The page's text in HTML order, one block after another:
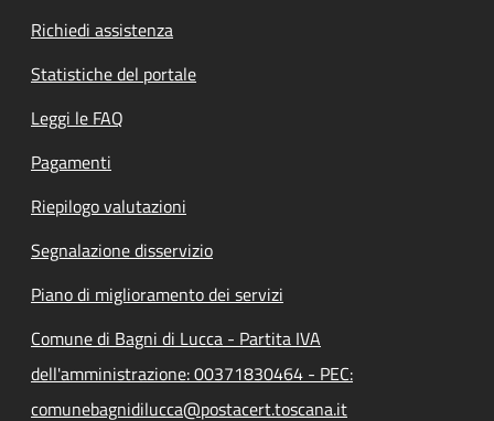
Richiedi assistenza
Statistiche del portale
Leggi le FAQ
Pagamenti
Riepilogo valutazioni
Segnalazione disservizio
Piano di miglioramento dei servizi
Comune di Bagni di Lucca - Partita IVA
dell'amministrazione: 00371830464 - PEC:
comunebagnidilucca@postacert.toscana.it